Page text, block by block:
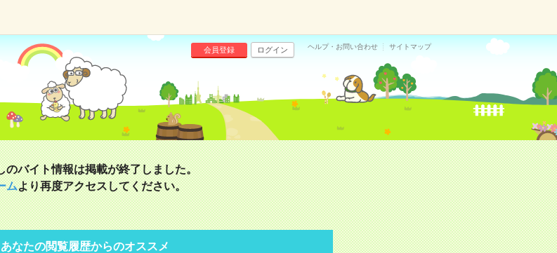
会員登録 ログイン ヘルプ・お問い合わせ サイトマップ
のバイト情報は掲載が終了しました。
ムより再度アクセスしてください。
あなたの閲覧履歴からのオススメ